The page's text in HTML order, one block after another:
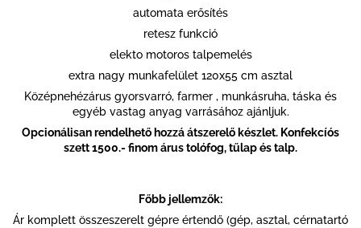
automata erősítés
retesz funkció
elekto motoros talpemelés
extra nagy munkafelület 120x55 cm asztal
Középnehézárus gyorsvarró, farmer , munkásruha, táska és
egyéb vastag anyag varrásához ajánljuk.
Opcionálisan rendelhető hozzá átszerelő készlet. Konfekcíós
szett 1500.- finom árus tolófog, tűlap és talp.
Főbb jellemzők:
Ár komplett összeszerelt gépre értendő (gép, asztal, cérnatartó